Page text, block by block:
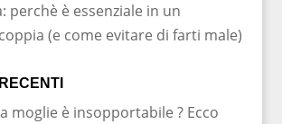
perchè è essenziale in un
(e come evitare di farti male)
moglie è insopportabile ? Ecco